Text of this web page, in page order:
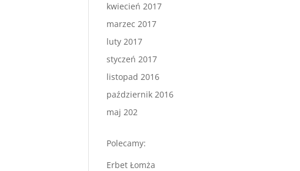
kwiecień 2017
marzec 2017
luty 2017
styczeń 2017
listopad 2016
październik 2016
maj 202
Polecamy:
Erbet Łomża